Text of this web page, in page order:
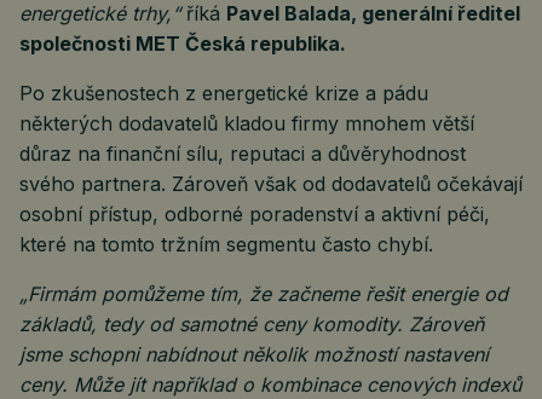
energetické trhy,“říká Pavel Balada, generální ředitel
společnosti MET Česká republika.
Po zkušenostech z energetické krize a pádu
některých dodavatelů kladou firmy mnohem větší
důraz na finanční sílu, reputaci a důvěryhodnost
svého partnera. Zároveň však od dodavatelů očekávají
osobní přístup, odborné poradenství a aktivní péči,
které na tomto tržním segmentu často chybí.
„Firmám pomůžeme tím, že začneme řešit energie od
základů, tedy od samotné ceny komodity. Zároveň
jsme schopni nabídnout několik možností nastavení
ceny. Může jít například o kombinace cenových indexů